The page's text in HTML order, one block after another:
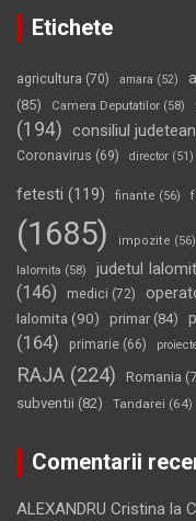
Etichete
agricultura (70) amara (52)
(85)
Camera Deputatilor (58)
(194) consiliul
Coronavirus (69) director (51)
fetesti (119) finante (56)
(1685)
impozite (56)
Ialomita (58) judetul
(146)
medici (72)
Ialomita (90) primar(84)
(164)
primarie (66)
RAJA (224) Romania
subventii (82) Tandarei (64)
Comentarii
ALEXANDRU Cristina la